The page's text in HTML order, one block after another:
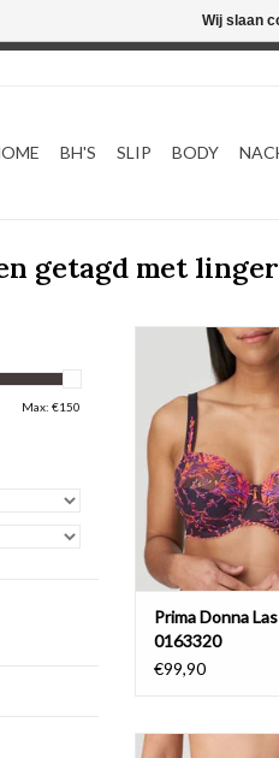
BH'S SLIP BODY
getagd met
Max: €150
Volle cup
Prima
TOEVOEGEN AAN
Prima Donna
0163320
€99,90
Wij slaan